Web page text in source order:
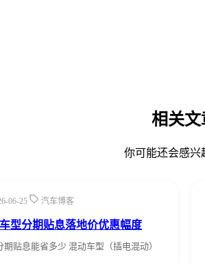
相关文
你可能还会感兴
06-25 汽车博客
型分期贴息落地价优惠幅度
期贴息能省多少 混动车型（插电混动）